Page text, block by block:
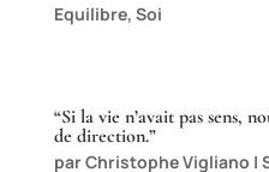
Equilibre, Soi
“Si la vie n’avait pas sens,
de direction.”
parChristophe Vigliano |